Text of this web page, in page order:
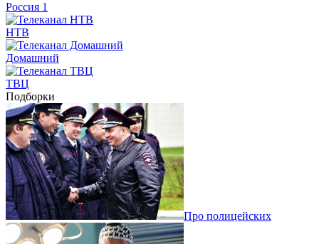
Россия 1
НТВ
Домашний
ТВЦ
Подборки
Про полицейских